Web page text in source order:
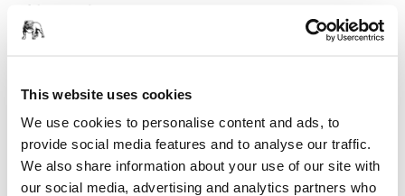
This website uses cookies
We use cookies to personalise content and ads, to
provide social media features and to analyse our traffic.
We also share information about your use of our site with
our social media, advertising and analytics partners who
Código Mirka
9191101801
Informações sobre o produto
Detalhes técnicos Downloads